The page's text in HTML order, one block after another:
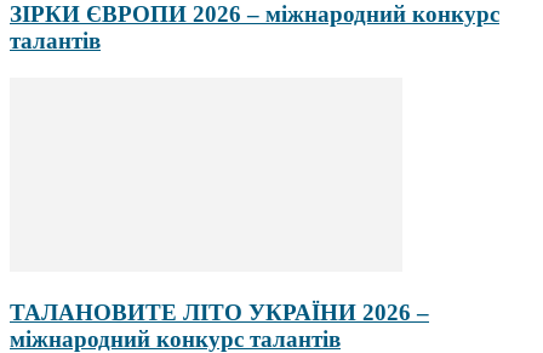
ЗІРКИ ЄВРОПИ 2026 – міжнародний конкурс
талантів
ТАЛАНОВИТЕ ЛІТО УКРАЇНИ 2026 –
міжнародний конкурс талантів